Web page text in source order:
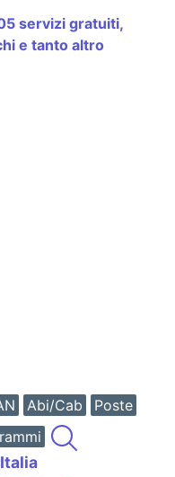
servizi gratuiti,
e tanto altro
Abi/Cab
Poste